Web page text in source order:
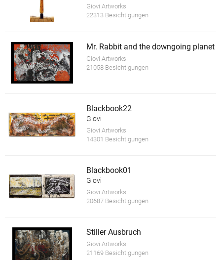
Giovi Artworks
22313 Besichtigungen
Mr. Rabbit and the downgoing planet
Giovi Artworks
21058 Besichtigungen
Blackbook22
Giovi
Giovi Artworks
14301 Besichtigungen
Blackbook01
Giovi
Giovi Artworks
20687 Besichtigungen
Stiller Ausbruch
Giovi Artworks
21169 Besichtigungen